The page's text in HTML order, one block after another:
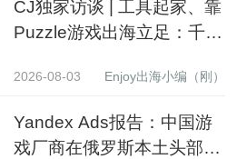
CJ独家访谈 | 工具起家、靠
Puzzle游戏出海立足：千万
2026-08-03 Enjoy出海小编（刚）
Yandex Ads报告：中国游
戏厂商在俄罗斯本土头部应